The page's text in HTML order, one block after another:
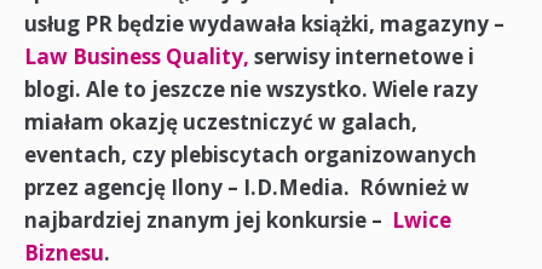
usług PR będzie wydawała książki, magazyny –
Law Business Quality, serwisy internetowe i
blogi. Ale to jeszcze nie wszystko. Wiele razy
miałam okazję uczestniczyć w galach,
eventach, czy plebiscytach organizowanych
przez agencję Ilony – I.D.Media. Również w
najbardziej znanym jej konkursie – Lwice
Biznesu.